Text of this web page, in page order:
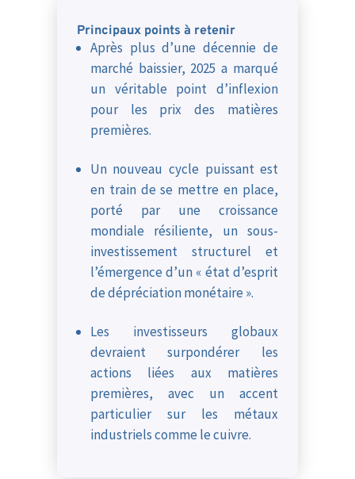
Principaux points à retenir
Après plus d’une décennie de
marché baissier, 2025 a marqué
un véritable point d’inflexion
pour les prix des matières
premières.
Un nouveau cycle puissant est
en train de se mettre en place,
porté par une croissance
mondiale résiliente, un sous-
investissement structurel et
l’émergence d’un « état d’esprit
de dépréciation monétaire ».
Les investisseurs globaux
devraient surpondérer les
actions liées aux matières
premières, avec un accent
particulier sur les métaux
industriels comme le cuivre.